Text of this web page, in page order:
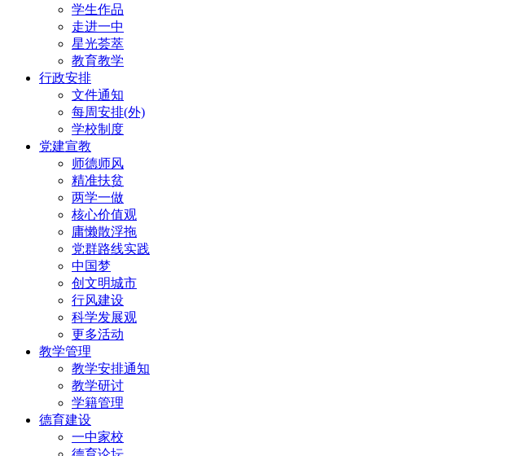
学生作品
走进一中
星光荟萃
教育教学
行政安排
文件通知
每周安排(外)
学校制度
党建宣教
师德师风
精准扶贫
两学一做
核心价值观
庸懒散浮拖
党群路线实践
中国梦
创文明城市
行风建设
科学发展观
更多活动
教学管理
教学安排通知
教学研讨
学籍管理
德育建设
一中家校